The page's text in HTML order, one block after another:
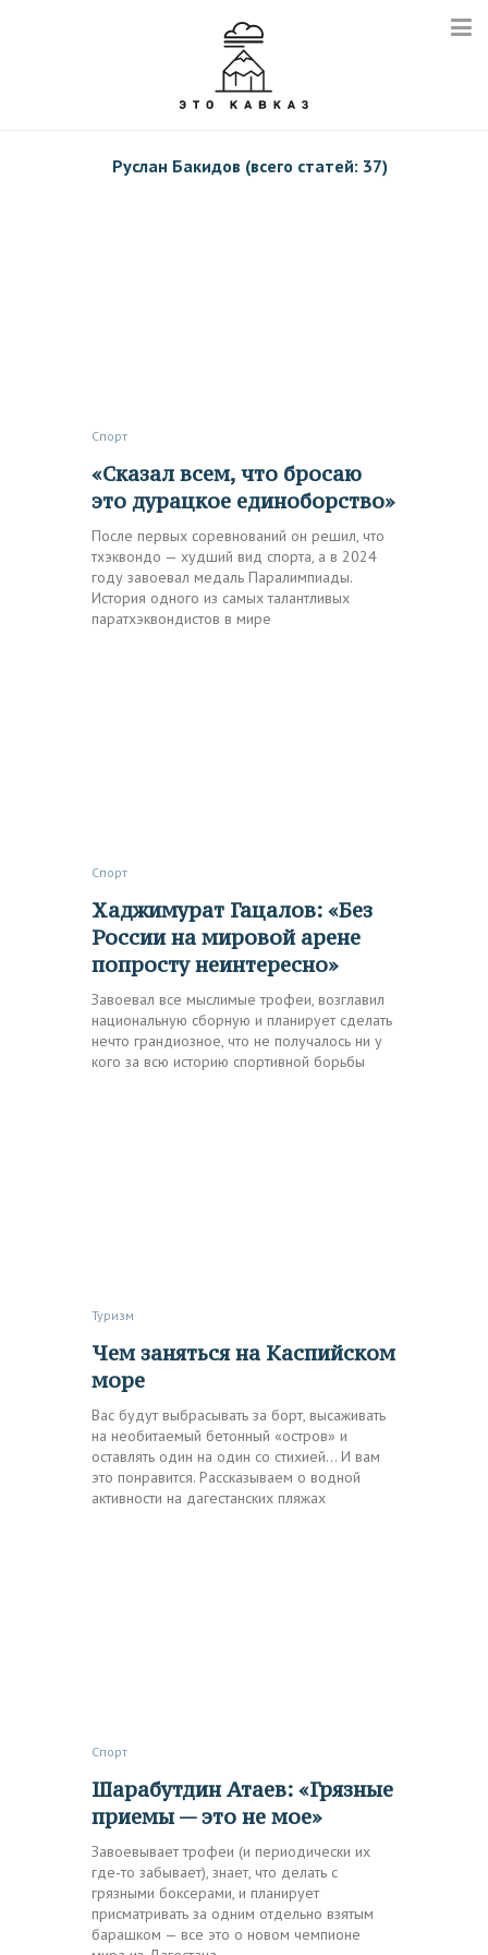
Руслан Бакидов (всего статей: 37)
Спорт
«Сказал всем, что бросаю
это дурацкое единоборство»
После первых соревнований он решил, что
тхэквондо — худший вид спорта, а в 2024
году завоевал медаль Паралимпиады.
История одного из самых талантливых
паратхэквондистов в мире
Спорт
Хаджимурат Гацалов: «Без
России на мировой арене
попросту неинтересно»
Завоевал все мыслимые трофеи, возглавил
национальную сборную и планирует сделать
нечто грандиозное, что не получалось ни у
кого за всю историю спортивной борьбы
Туризм
Чем заняться на Каспийском
море
Вас будут выбрасывать за борт, высаживать
на необитаемый бетонный «остров» и
оставлять один на один со стихией… И вам
это понравится. Рассказываем о водной
активности на дагестанских пляжах
Спорт
Шарабутдин Атаев: «Грязные
приемы — это не мое»
Завоевывает трофеи (и периодически их
где-то забывает), знает, что делать с
грязными боксерами, и планирует
присматривать за одним отдельно взятым
барашком — все это о новом чемпионе